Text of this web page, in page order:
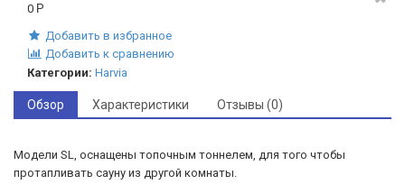
0 Р
Добавить в избранное
Добавить к сравнению
Категории: Harvia
Обзор Характеристики Отзывы (0)
Модели SL, оснащены топочным тоннелем, для того чтобы
протапливать сауну из другой комнаты.